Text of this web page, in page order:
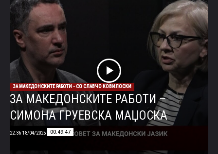
ЗА МАКЕДОНСКИТЕ РАБОТИ - СО СЛАВЧО КОВИЛОСКИ
ЗА МАКЕДОНСКИТЕ РАБОТИ –
СИМОНА ГРУЕВСКА МАЏОСКА
00:49:47
18/04/2025 22:36